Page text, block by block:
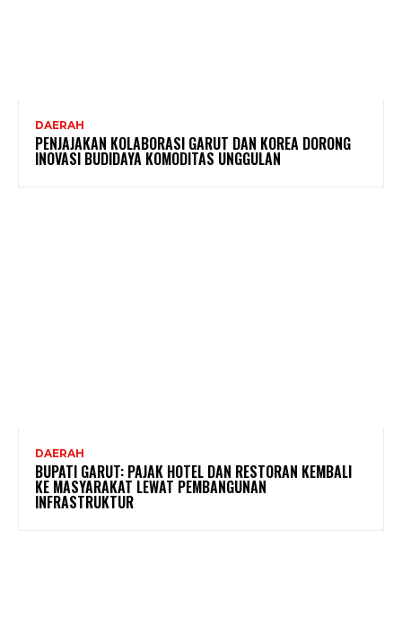
DAERAH
PENJAJAKAN KOLABORASI GARUT DAN KOREA DORONG
INOVASI BUDIDAYA KOMODITAS UNGGULAN
DAERAH
BUPATI GARUT: PAJAK HOTEL DAN RESTORAN KEMBALI
KE MASYARAKAT LEWAT PEMBANGUNAN
INFRASTRUKTUR